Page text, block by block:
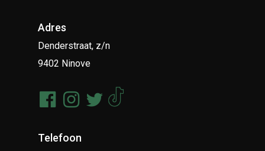
Adres
Denderstraat, z/n
9402 Ninove
Telefoon